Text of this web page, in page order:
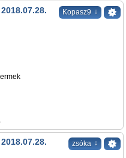
Kopasz9 ↓
zsóka ↓